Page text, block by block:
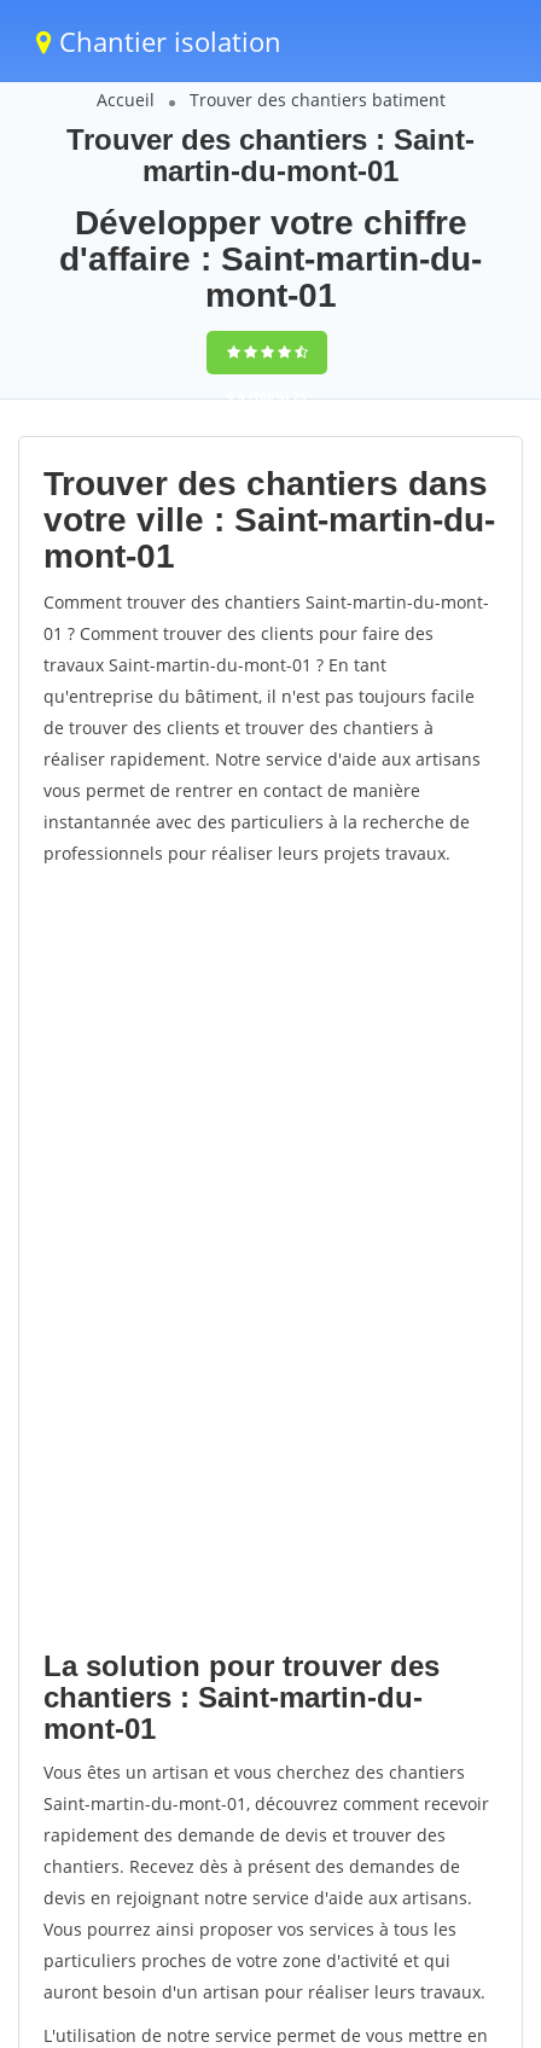
Chantier isolation
Accueil Trouver des chantiers batiment
Trouver des chantiers : Saint-
martin-du-mont-01
Développer votre chiffre
d'affaire : Saint-martin-du-
mont-01
9,5(100%)75
votes
Trouver des chantiers dans
votre ville : Saint-martin-du-
mont-01
Comment trouver des chantiers Saint-martin-du-mont-
01 ? Comment trouver des clients pour faire des
travaux Saint-martin-du-mont-01 ? En tant
qu'entreprise du bâtiment, il n'est pas toujours facile
de trouver des clients et trouver des chantiers à
réaliser rapidement. Notre service d'aide aux artisans
vous permet de rentrer en contact de manière
instantannée avec des particuliers à la recherche de
professionnels pour réaliser leurs projets travaux.
La solution pour trouver des
chantiers : Saint-martin-du-
mont-01
Vous êtes un artisan et vous cherchez des chantiers
Saint-martin-du-mont-01, découvrez comment recevoir
rapidement des demande de devis et trouver des
chantiers. Recevez dès à présent des demandes de
devis en rejoignant notre service d'aide aux artisans.
Vous pourrez ainsi proposer vos services à tous les
particuliers proches de votre zone d'activité et qui
auront besoin d'un artisan pour réaliser leurs travaux.
L'utilisation de notre service permet de vous mettre en